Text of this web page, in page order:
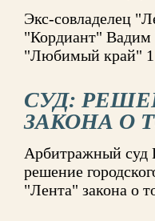
Экс-совладелец
"Кордиант" Вадим
"Любимый край" 1
СУД:
ЗАКОНА О
Арбитражный суд
решение
"Лента" закона о